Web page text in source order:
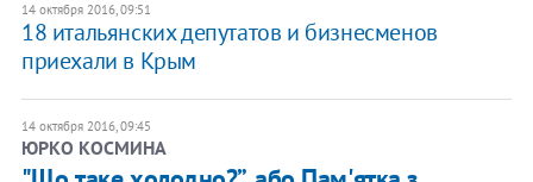
14 октября 2016, 09:51
18 итальянских депутатов и бизнесменов
приехали в Крым
14 октября 2016, 09:45
ЮРКО КОСМИНА